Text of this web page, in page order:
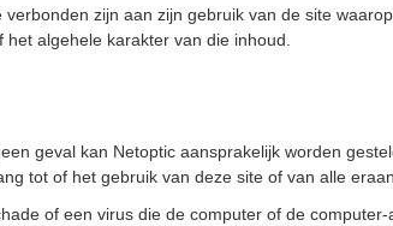
zijn aan zijn gebruik van de site
algehele karakter van die inhoud.
geval kan Netoptic aansprakelijk worden
tot of het gebruik van deze site of van alle
of een virus die de computer of de